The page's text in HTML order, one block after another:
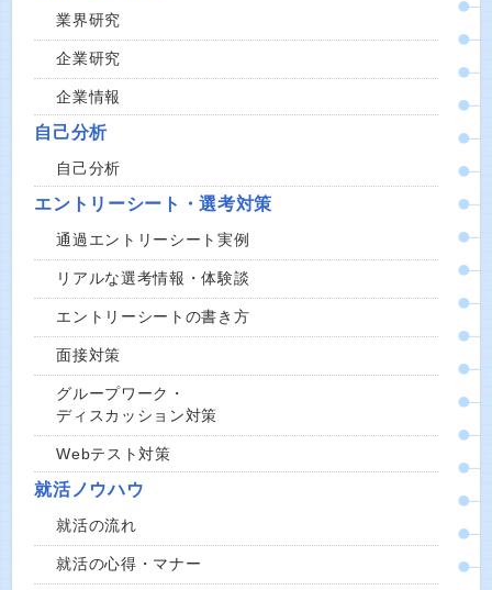
業界研究
企業研究
企業情報
自己分析
自己分析
エントリーシート・選考対策
通過エントリーシート実例
リアルな選考情報・体験談
エントリーシートの書き方
面接対策
グループワーク・
ディスカッション対策
Webテスト対策
就活ノウハウ
就活の流れ
就活の心得・マナー